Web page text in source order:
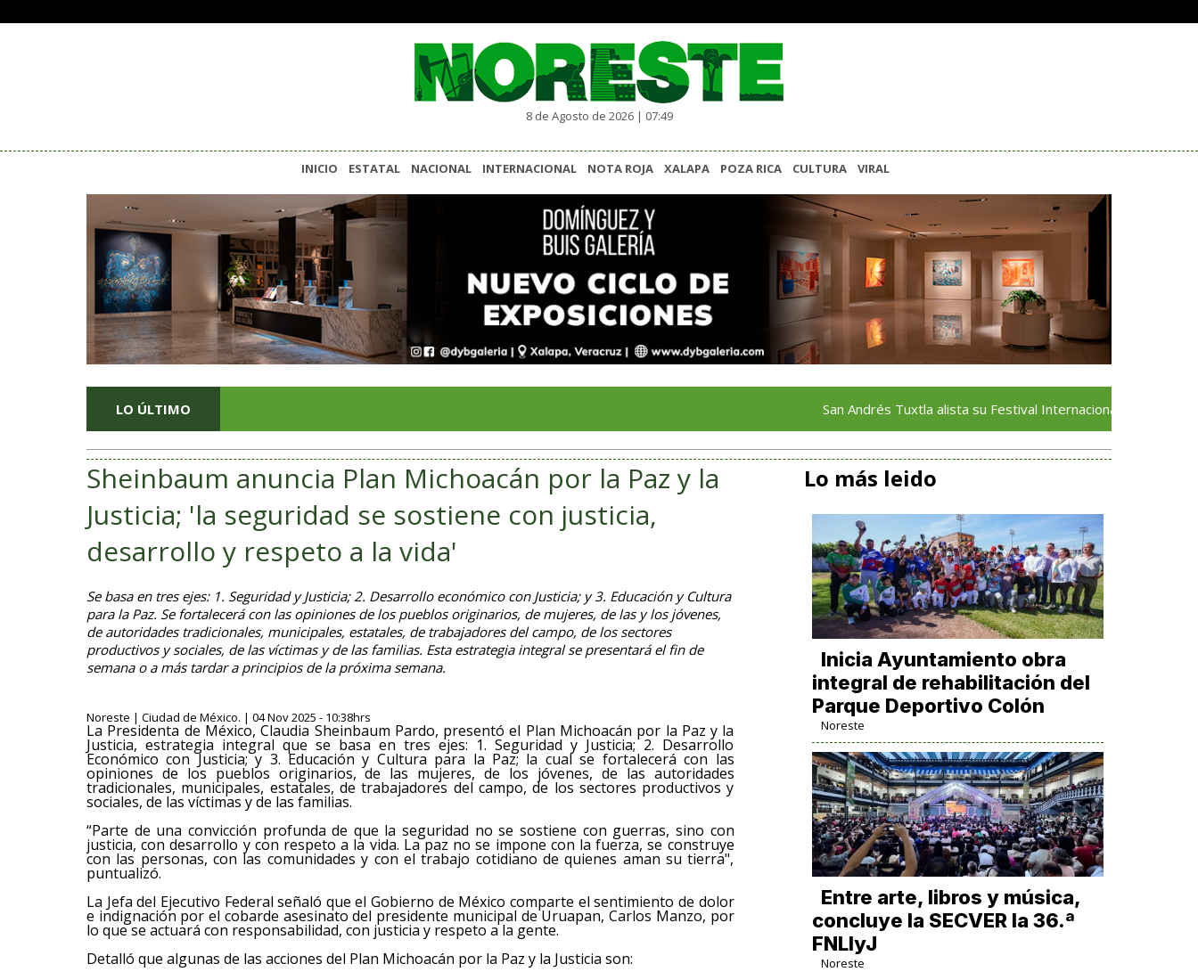
8 de Agosto de 2026 | 07:49
INICIO ESTATAL NACIONAL INTERNACIONAL NOTA ROJA XALAPA POZA RICA CULTURA VIRAL
LO ÚLTIMO San Andrés Tuxtla alista su Festival Internacional de Globos de Papel
Sheinbaum anuncia Plan Michoacán por la Paz y la
Justicia; 'la seguridad se sostiene con justicia,
desarrollo y respeto a la vida'
Se basa en tres ejes: 1. Seguridad y Justicia; 2. Desarrollo económico con Justicia; y 3. Educación y Cultura
para la Paz. Se fortalecerá con las opiniones de los pueblos originarios, de mujeres, de las y los jóvenes,
de autoridades tradicionales, municipales, estatales, de trabajadores del campo, de los sectores
productivos y sociales, de las víctimas y de las familias. Esta estrategia integral se presentará el fin de
semana o a más tardar a principios de la próxima semana.
Noreste | Ciudad de México. | 04 Nov 2025 - 10:38hrs
La Presidenta de México, Claudia Sheinbaum Pardo, presentó el Plan Michoacán por la Paz y la
Justicia, estrategia integral que se basa en tres ejes: 1. Seguridad y Justicia; 2. Desarrollo
Económico con Justicia; y 3. Educación y Cultura para la Paz; la cual se fortalecerá con las
opiniones de los pueblos originarios, de las mujeres, de los jóvenes, de las autoridades
tradicionales, municipales, estatales, de trabajadores del campo, de los sectores productivos y
sociales, de las víctimas y de las familias.
“Parte de una convicción profunda de que la seguridad no se sostiene con guerras, sino con
justicia, con desarrollo y con respeto a la vida. La paz no se impone con la fuerza, se construye
con las personas, con las comunidades y con el trabajo cotidiano de quienes aman su tierra",
puntualizó.
La Jefa del Ejecutivo Federal señaló que el Gobierno de México comparte el sentimiento de dolor
e indignación por el cobarde asesinato del presidente municipal de Uruapan, Carlos Manzo, por
lo que se actuará con responsabilidad, con justicia y respeto a la gente.
Detalló que algunas de las acciones del Plan Michoacán por la Paz y la Justicia son:
Lo más leido
Inicia Ayuntamiento obra
integral de rehabilitación del
Parque Deportivo Colón
Noreste
Entre arte, libros y música,
concluye la SECVER la 36.ª
FNLIyJ
Noreste